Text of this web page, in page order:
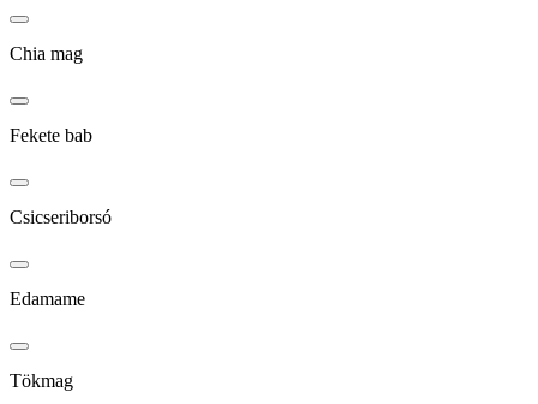
Chia mag
Fekete bab
Csicseriborsó
Edamame
Tökmag